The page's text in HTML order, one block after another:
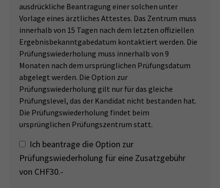
ausdrückliche Beantragung einer solchen unter
Vorlage eines ärztliches Attestes. Das Zentrum muss
innerhalb von 15 Tagen nach dem letzten offiziellen
Ergebnisbekanntgabedatum kontaktiert werden. Die
Prüfungswiederholung muss innerhalb von 9
Monaten nach dem ursprünglichen Prüfungsdatum
abgelegt werden. Die Option zur
Prüfungswiederholung gilt nur für das gleiche
Prüfungslevel, das der Kandidat nicht bestanden hat.
Die Prüfungswiederholung findet beim
ursprünglichen Prüfungszentrum statt.
Ich beantrage die Option zur
Prüfungswiederholung für eine Zusatzgebühr
von CHF30.-